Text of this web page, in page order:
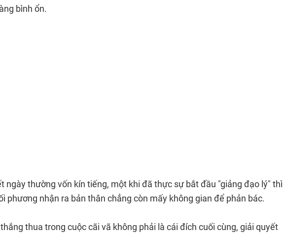
bình ổn.
ngày thường vốn kín tiếng, một khi đã thực sự bắt đầu "giảng đạo lý" thì
phương nhận ra bản thân chẳng còn mấy không gian để phản bác.
thua trong cuộc cãi vã không phải là cái đích cuối cùng, giải quyết